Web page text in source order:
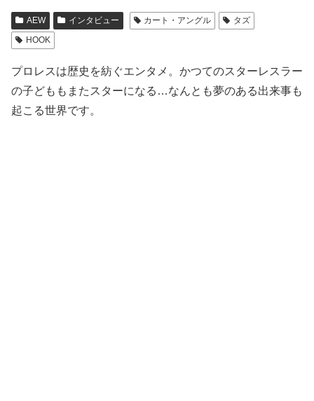
AEW インタビュー カート・アングル
タズ
HOOK
プロレスは歴史を紡ぐエンタメ。かつてのスターレスラー
の子どももまたスターになる…なんとも夢のある出来事も
起こる世界です。